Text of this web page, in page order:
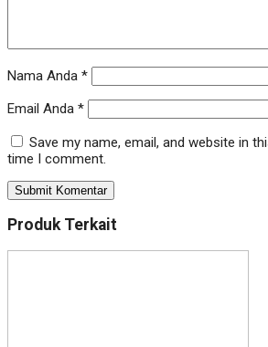
Nama Anda *
Email Anda *
Save my name, email, and website in
time I comment.
Produk Terkait